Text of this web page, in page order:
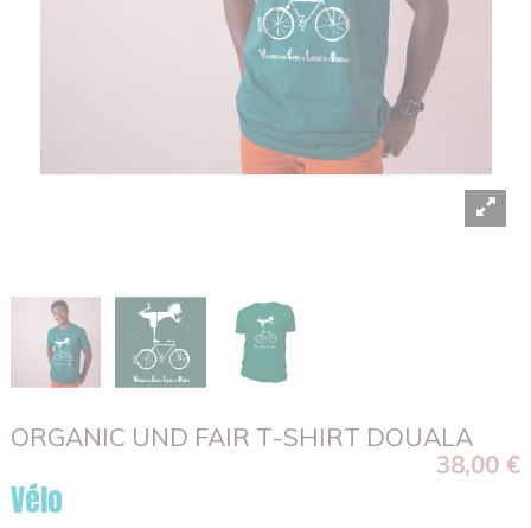
ORGANIC UND FAIR T-SHIRT DOUALA
38,00 €
Vélo